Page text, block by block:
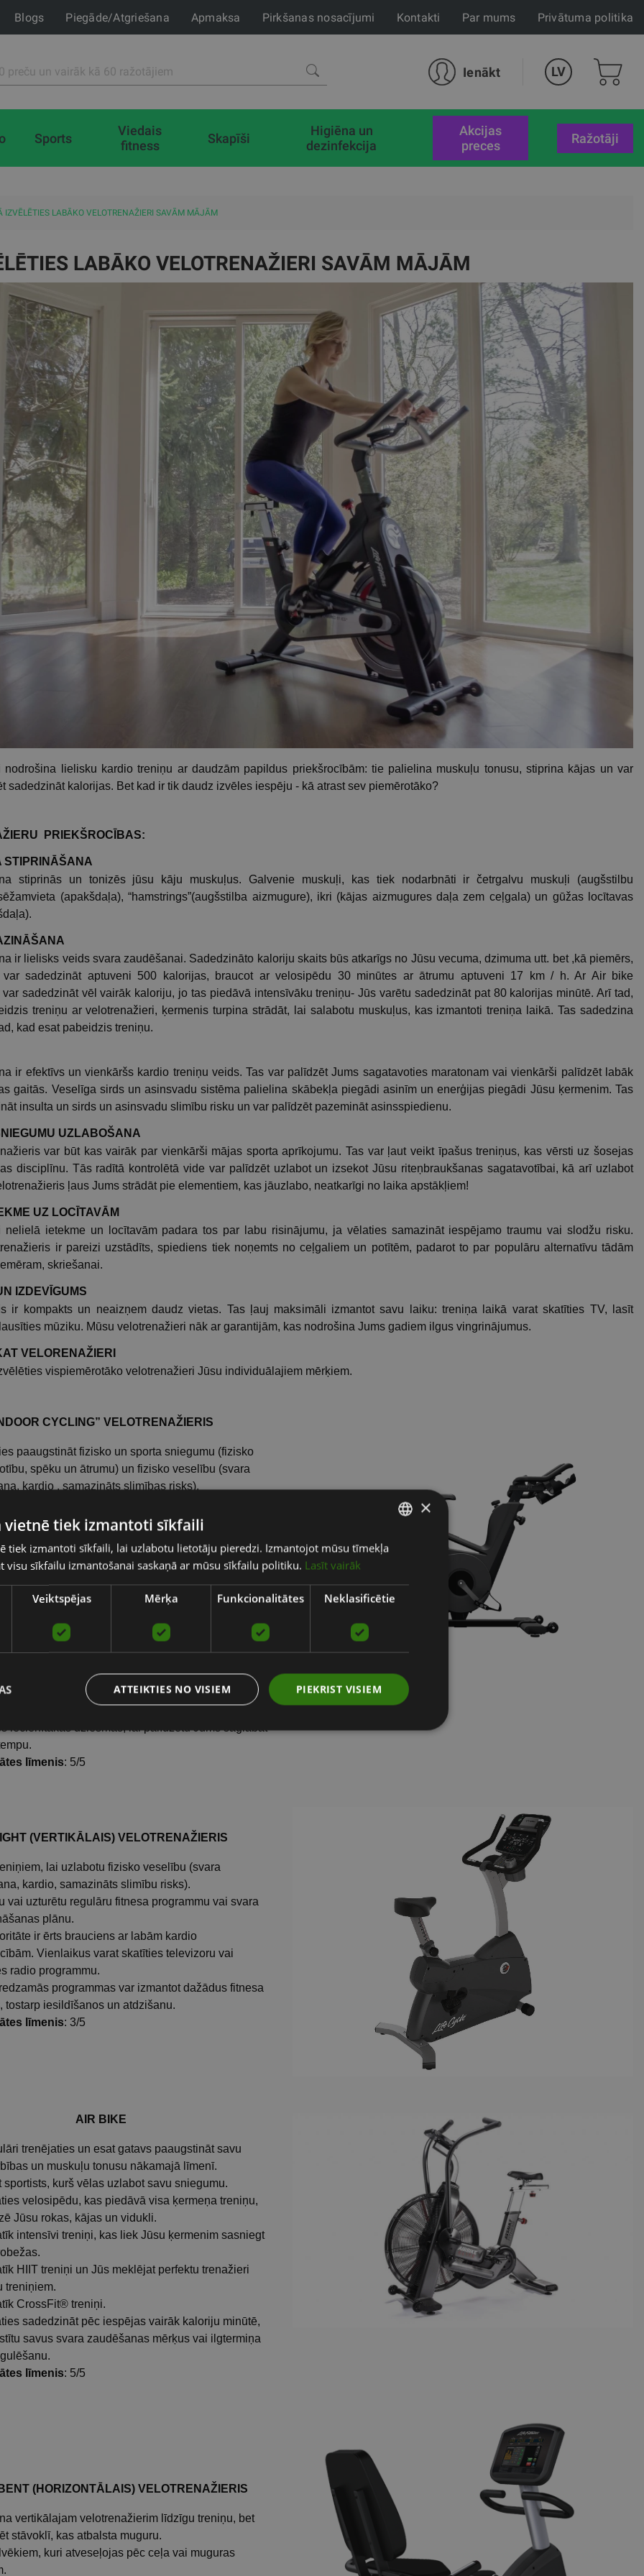
Blogs Piegāde/Atgriešana Apmaksa Pirkšanas nosacījumi Kontakti Par mums Privātuma politika
Ienākt LV
Sports
Viedais
fitness
Skapīši
Higiēna un
dezinfekcija
akcijas
preces
Ražotāji
IZVĒLĒTIES LABĀKO VELOTRENAŽIERI SAVĀM MĀJĀM
LABĀKO VELOTRENAŽIERI SAVĀM MĀJĀM
nodrošina lielisku kardio treniņu ar daudzām papildus priekšrocībām: tie palielina muskuļu tonusu, stiprina kājas un var
sadedzināt kalorijas. Bet kad ir tik daudz izvēles iespēju - kā atrast sev piemērotāko?
PRIEKŠROCĪBAS:
STIPRINĀŠANA
stiprinās un tonizēs jūsu kāju muskuļus. Galvenie muskuļi, kas tiek nodarbnāti ir četrgalvu muskuļi (augšstilbu
(apakšdaļa), “hamstrings”(augšstilba aizmugure), ikri (kājas aizmugures daļa zem ceļgala) un gūžas locītavas
ir lielisks veids svara zaudēšanai. Sadedzināto kaloriju skaits būs atkarīgs no Jūsu vecuma, dzimuma utt. bet ,kā piemērs,
var sadedzināt aptuveni 500 kalorijas, braucot ar velosipēdu 30 minūtes ar ātrumu aptuveni 17 km / h. Ar Air bike
sadedzināt vēl vairāk kaloriju, jo tas piedāvā intensīvāku treniņu- Jūs varētu sadedzināt pat 80 kalorijas minūtē. Arī tad,
treniņu ar velotrenažieri, ķermenis turpina strādāt, lai salabotu muskuļus, kas izmantoti treniņa laikā. Tas sadedzina
kad esat pabeidzis treniņu.
ir efektīvs un vienkāršs kardio treniņu veids. Tas var palīdzēt Jums sagatavoties maratonam vai vienkārši palīdzēt labāk
gaitās. Veselīga sirds un asinsvadu sistēma palielina skābekļa piegādi asinīm un enerģijas piegādi Jūsu ķermenim. Tas
insulta un sirds un asinsvadu slimību risku un var palīdzēt pazemināt asinsspiedienu.
UZLABOŠANA
var būt kas vairāk par vienkārši mājas sporta aprīkojumu. Tas var ļaut veikt īpašus treniņus, kas vērsti uz šosejas
disciplīnu. Tās radītā kontrolētā vide var palīdzēt uzlabot un izsekot Jūsu riteņbraukšanas sagatavotībai, kā arī uzlabot
ļaus Jums strādāt pie elementiem, kas jāuzlabo, neatkarīgi no laika apstākļiem!
UZ LOCĪTAVĀM
nelielā ietekme un locītavām padara tos par labu risinājumu, ja vēlaties samazināt iespējamo traumu vai slodžu risku.
ir pareizi uzstādīts, spiediens tiek noņemts no ceļgaliem un potītēm, padarot to par populāru alternatīvu tādām
skriešanai.
IZDEVĪGUMS
ir kompakts un neaizņem daudz vietas. Tas ļauj maksimāli izmantot savu laiku: treniņa laikā varat skatīties TV, lasīt
mūziku. Mūsu velotrenažieri nāk ar garantijām, kas nodrošina Jums gadiem ilgus vingrinājumus.
VELORENAŽIERI
vispiemērotāko velotrenažieri Jūsu individuālajiem mērķiem.
CYCLING” VELOTRENAŽIERIS
paaugstināt fizisko un sporta sniegumu (fizisko
spēku un ātrumu) un fizisko veselību (svara
kardio , samazināts slimības risks).
velo nodarbības.
ir augstas intensitātes treniņš. Izmantojot
pretestības, stāvēšanas / sēdēšanas un ātruma
“INDOOR CYCLING” nodrošina lielisku intervālu
arī uzskata, ka uz šiem trenažieriem ir vieglāk
uz pedāļiem, lai iegūtu lielāku intensitāti un
braukšanu kalnā.
savienojumu ar velosipēdu lietotnēm un
iecienītākās dziesmas, lai palīdzētu Jums saglabāt
līmenis: 5/5
(VERTIKĀLAIS) VELOTRENAŽIERIS
lai uzlabotu fizisko veselību (svara
kardio, samazināts slimību risks).
vai uzturētu regulāru fitnesa programmu vai svara
plānu.
ir ērts brauciens ar labām kardio
Vienlaikus varat skatīties televizoru vai
radio programmu.
programmas var izmantot dažādus fitnesa
tostarp iesildīšanos un atdzišanu.
līmenis: 3/5
AIR BIKE
trenējaties un esat gatavs paaugstināt savu
un muskuļu tonusu nākamajā līmenī.
sportists, kurš vēlas uzlabot savu sniegumu.
velosipēdu, kas piedāvā visa ķermeņa treniņu,
Jūsu rokas, kājas un vidukli.
intensīvi treniņi, kas liek Jūsu ķermenim sasniegt
HIIT treniņi un Jūs meklējat perfektu trenažieri
treniņiem.
CrossFit® treniņi.
sadedzināt pēc iespējas vairāk kaloriju minūtē,
savus svara zaudēšanas mērķus vai ilgtermiņa
līmenis: 5/5
(HORIZONTĀLAIS) VELOTRENAŽIERIS
vertikālajam velotrenažierim līdzīgu treniņu, bet
stāvoklī, kas atbalsta muguru.
kuri atveseļojas pēc ceļa vai muguras
LATVIAN
RUSSIAN
×
vietnē tiek izmantoti sīkfaili
tiek izmantoti sīkfaili, lai uzlabotu lietotāju pieredzi. Izmantojot mūsu tīmekļa
visu sīkfailu izmantošanai saskaņā ar mūsu sīkfailu politiku. Lasīt vairāk
Veiktspējas Mērķa Funkcionalitātes Neklasificētie
PIEKRIST VISIEM
ATTEIKTIES NO VISIEM